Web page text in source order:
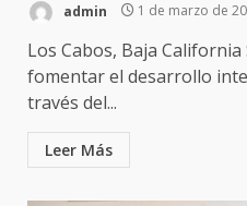
admin 1 de marzo de
Los Cabos, Baja
fomentar el desarrollo
través del...
Leer Más